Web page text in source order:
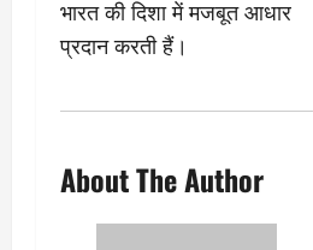
भारत की दिशा में मजबूत आधार
प्रदान करती हैं।
About The Author